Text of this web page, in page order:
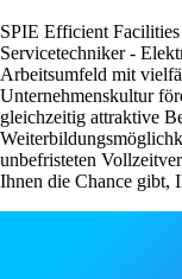
SPIE Efficient
Servicetechniker -
Arbeitsumfeld mit
Unternehmenskultur
gleichzeitig attraktive
unbefristeten
Ihnen die Chance gibt,